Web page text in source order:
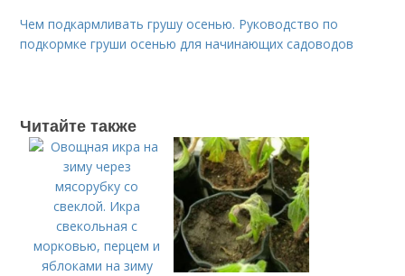
Чем подкармливать грушу осенью. Руководство по
подкормке груши осенью для начинающих садоводов
Читайте также